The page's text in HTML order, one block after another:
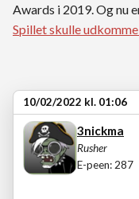
Awards i 2019. Og nu
Spillet skulle
10/02/2022 kl. 01:06
3nickma
Rusher
E-peen: 287